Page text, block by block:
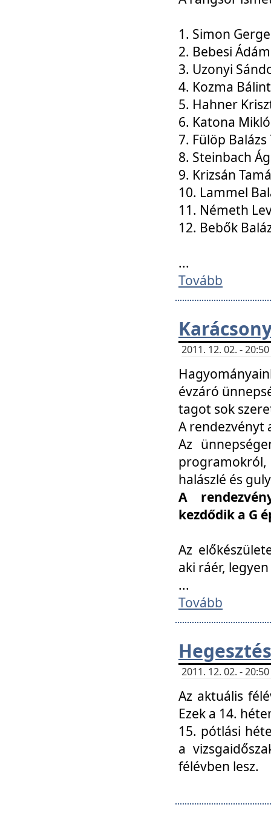
1. Simon
2. Bebesi
3. Uzonyi
4. Kozma
5. Hahner
6. Katona
7. Fülöp
8. Steinbach
9. Krizsán
10. Lammel
11. Németh
12. Bebők
...
Tovább
2011. 12. 02. -
évzáró
tagot sok
A rendezvényt
Az
halászlé és
A
kezdődik a G
Az
aki ráér,
...
Tovább
2011. 12. 02. -
Az aktuális
Ezek a 14.
15. pótlási
a
félévben lesz.